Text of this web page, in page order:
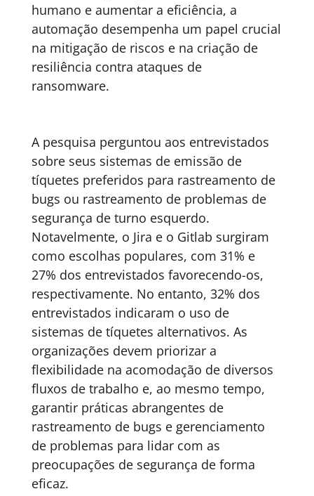
humano e aumentar a eficiência, a
automação desempenha um papel crucial
na mitigação de riscos e na criação de
resiliência contra ataques de
ransomware.
A pesquisa perguntou aos entrevistados
sobre seus sistemas de emissão de
tíquetes preferidos para rastreamento de
bugs ou rastreamento de problemas de
segurança de turno esquerdo.
Notavelmente, o Jira e o Gitlab surgiram
como escolhas populares, com 31% e
27% dos entrevistados favorecendo-os,
respectivamente. No entanto, 32% dos
entrevistados indicaram o uso de
sistemas de tíquetes alternativos. As
organizações devem priorizar a
flexibilidade na acomodação de diversos
fluxos de trabalho e, ao mesmo tempo,
garantir práticas abrangentes de
rastreamento de bugs e gerenciamento
de problemas para lidar com as
preocupações de segurança de forma
eficaz.